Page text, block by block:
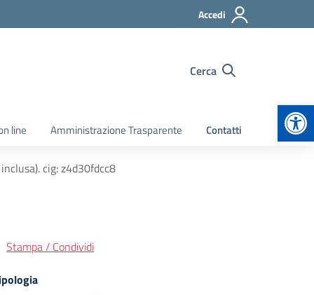
Accedi
Cerca
line Amministrazione Trasparente Contatti
cig: z4d30fdcc8
Stampa / Condividi